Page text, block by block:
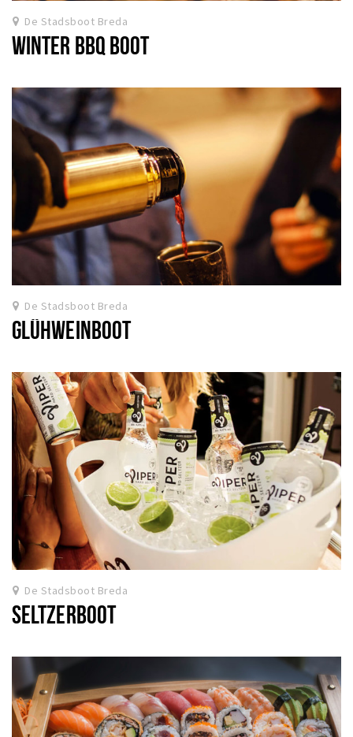
De Stadsboot Breda
WINTER BBQ BOOT
De Stadsboot Breda
GLÜHWEINBOOT
De Stadsboot Breda
SELTZERBOOT